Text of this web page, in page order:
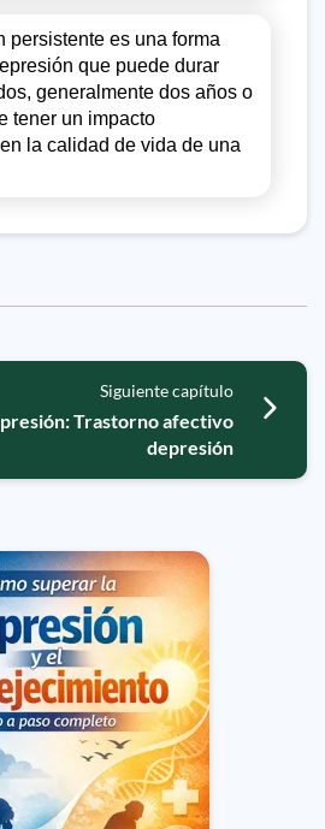
persistente es una forma
que puede durar
generalmente dos años o
tener un impacto
la calidad de vida de una
Siguiente capítulo
Trastorno afectivo
depresión